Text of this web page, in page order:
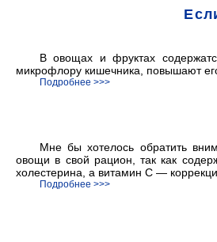
В овощах и фруктах
микрофлору кишечника, повышают
Подробнее >>>
Мне бы хотелось обратить
овощи в свой рацион, так как
холестерина, а витамин С —
Подробнее >>>